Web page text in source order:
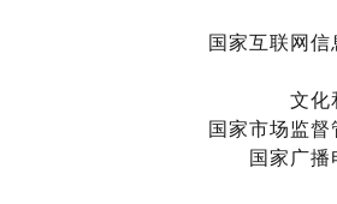
国家互联网
文
国家市场监
国家广